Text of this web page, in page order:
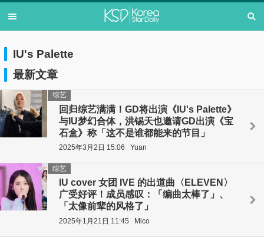
IU's Palette
最新文章
回归综艺满满！GD将出演《IU's Palette》
与IU梦幻合体，洪锡天也邀请GD出演《宝
石盒》称「这不是谁都能来的节目」
综艺
2025年3月2日 15:06 Yuan
IU cover 女团 IVE 的出道曲〈ELEVEN〉
广受好评！成员感叹：「编曲太棒了」、
「太像前辈的风格了」
综艺
2025年1月21日 11:45 Mico